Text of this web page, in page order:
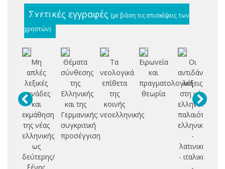
Σχετικές εγγραφές (με βάση τις επισκέψεις των
χρηστών)
Μη
απλές
λεξικές
μονάδες
και
εκμάθηση
της νέας
ελληνικής
ως
δεύτερης/
Θέματα
σύνθεσης
της
Ελληνικής
και της
Γερμανικής:
συγκριτική
προσέγγιση
Τα
νεολογικά
επίθετα
της
κοινής
νεοελληνικής
Ειρωνεία
και
πραγματολογική
θεωρία
Οι
αντιδάνειες
λέξεις
στη νέα
ελληνική:
παλαιότερη
ελληνική
-
λατινική
- ιταλική